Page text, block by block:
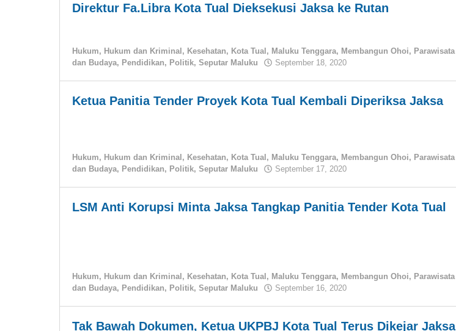
Direktur Fa.Libra Kota Tual Dieksekusi Jaksa ke Rutan
Hukum, Hukum dan Kriminal , Kesehatan, Kota Tual , Maluku Tenggara, Membangun Ohoi, Parawisata
dan Budaya, Pendidikan, Politik, Seputar Maluku September 18, 2020
Ketua Panitia Tender Proyek Kota Tual Kembali Diperiksa Jaksa
Hukum, Hukum dan Kriminal , Kesehatan, Kota Tual , Maluku Tenggara, Membangun Ohoi, Parawisata
dan Budaya, Pendidikan, Politik, Seputar Maluku September 17, 2020
LSM Anti Korupsi Minta Jaksa Tangkap Panitia Tender Kota Tual
Hukum, Hukum dan Kriminal , Kesehatan, Kota Tual , Maluku Tenggara, Membangun Ohoi, Parawisata
dan Budaya, Pendidikan, Politik, Seputar Maluku September 16, 2020
Tak Bawah Dokumen, Ketua UKPBJ Kota Tual Terus Dikejar Jaksa